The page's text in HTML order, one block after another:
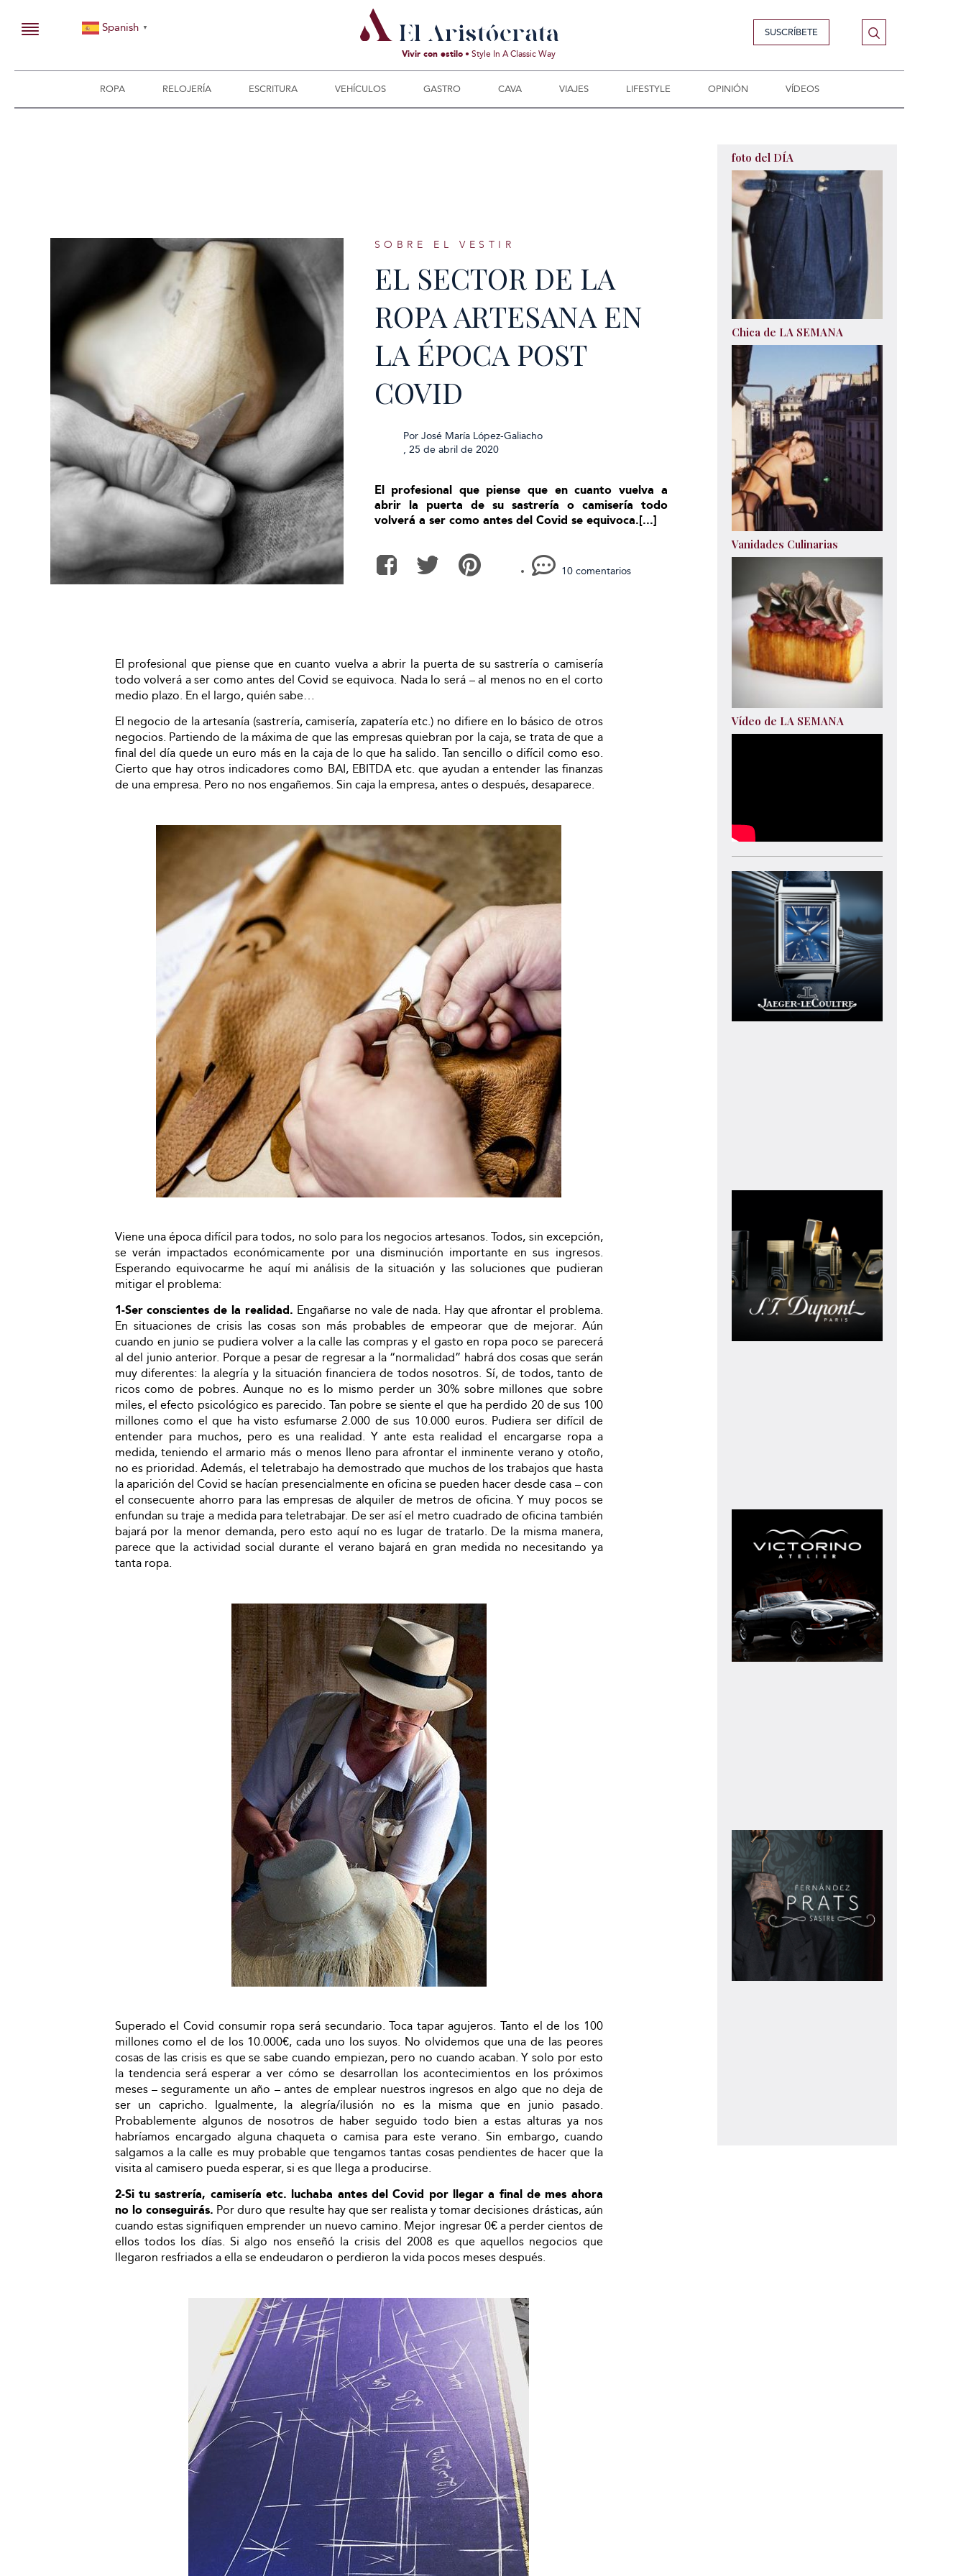
Spanish ▼
Vivir con estilo • Style In A Classic Way
SUSCRÍBETE
ROPA RELOJERÍA ESCRITURA VEHÍCULOS GASTRO CAVA VIAJES LIFESTYLE OPINIÓN VÍDEOS
SOBRE EL VESTIR
EL SECTOR DE LA
ROPA ARTESANA EN
LA ÉPOCA POST
COVID
PorJosé María López-Galiacho
, 25 de abril de 2020
El profesional que piense que en cuanto vuelva a
abrir la puerta de su sastrería o camisería todo
volverá a ser como antes del Covid se equivoca.[...]
10 comentarios
El profesional que piense que en cuanto vuelva a abrir la puerta de su sastrería o camisería
todo volverá a ser como antes del Covid se equivoca. Nada lo será – al menos no en el corto
medio plazo. En el largo, quién sabe…
El negocio de la artesanía (sastrería, camisería, zapatería etc.) no difiere en lo básico de otros
negocios. Partiendo de la máxima de que las empresas quiebran por la caja, se trata de que a
final del día quede un euro más en la caja de lo que ha salido. Tan sencillo o difícil como eso.
Cierto que hay otros indicadores como BAI, EBITDA etc. que ayudan a entender las finanzas
de una empresa. Pero no nos engañemos. Sin caja la empresa, antes o después, desaparece.
Viene una época difícil para todos, no solo para los negocios artesanos. Todos, sin excepción,
se verán impactados económicamente por una disminución importante en sus ingresos.
Esperando equivocarme he aquí mi análisis de la situación y las soluciones que pudieran
mitigar el problema:
1-Ser conscientes de la realidad. Engañarse no vale de nada. Hay que afrontar el problema.
En situaciones de crisis las cosas son más probables de empeorar que de mejorar. Aún
cuando en junio se pudiera volver a la calle las compras y el gasto en ropa poco se parecerá
al del junio anterior. Porque a pesar de regresar a la “normalidad” habrá dos cosas que serán
muy diferentes: la alegría y la situación financiera de todos nosotros. Sí, de todos, tanto de
ricos como de pobres. Aunque no es lo mismo perder un 30% sobre millones que sobre
miles, el efecto psicológico es parecido. Tan pobre se siente el que ha perdido 20 de sus 100
millones como el que ha visto esfumarse 2.000 de sus 10.000 euros. Pudiera ser difícil de
entender para muchos, pero es una realidad. Y ante esta realidad el encargarse ropa a
medida, teniendo el armario más o menos lleno para afrontar el inminente verano y otoño,
no es prioridad. Además, el teletrabajo ha demostrado que muchos de los trabajos que hasta
la aparición del Covid se hacían presencialmente en oficina se pueden hacer desde casa – con
el consecuente ahorro para las empresas de alquiler de metros de oficina. Y muy pocos se
enfundan su traje a medida para teletrabajar. De ser así el metro cuadrado de oficina también
bajará por la menor demanda, pero esto aquí no es lugar de tratarlo. De la misma manera,
parece que la actividad social durante el verano bajará en gran medida no necesitando ya
tanta ropa.
Superado el Covid consumir ropa será secundario. Toca tapar agujeros. Tanto el de los 100
millones como el de los 10.000€, cada uno los suyos. No olvidemos que una de las peores
cosas de las crisis es que se sabe cuando empiezan, pero no cuando acaban. Y solo por esto
la tendencia será esperar a ver cómo se desarrollan los acontecimientos en los próximos
meses – seguramente un año – antes de emplear nuestros ingresos en algo que no deja de
ser un capricho. Igualmente, la alegría/ilusión no es la misma que en junio pasado.
Probablemente algunos de nosotros de haber seguido todo bien a estas alturas ya nos
habríamos encargado alguna chaqueta o camisa para este verano. Sin embargo, cuando
salgamos a la calle es muy probable que tengamos tantas cosas pendientes de hacer que la
visita al camisero pueda esperar, si es que llega a producirse.
2-Si tu sastrería, camisería etc. luchaba antes del Covid por llegar a final de mes ahora
no lo conseguirás. Por duro que resulte hay que ser realista y tomar decisiones drásticas, aún
cuando estas signifiquen emprender un nuevo camino. Mejor ingresar 0€ a perder cientos de
ellos todos los días. Si algo nos enseñó la crisis del 2008 es que aquellos negocios que
llegaron resfriados a ella se endeudaron o perdieron la vida pocos meses después.
foto del DÍA
Chica de LA SEMANA
Vanidades Culinarias
Vídeo de LA SEMANA